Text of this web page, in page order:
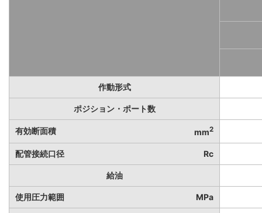
作動形式
ポジション・ポート数
有効断面積 mm2
配管接続口径 Rc
給油
使用圧力範囲 MPa